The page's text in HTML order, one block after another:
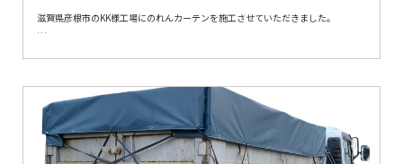
滋賀県彦根市のKK様工場にのれんカーテンを施工させていただきました。
出入りが多いときは、常時開口することも可能です。